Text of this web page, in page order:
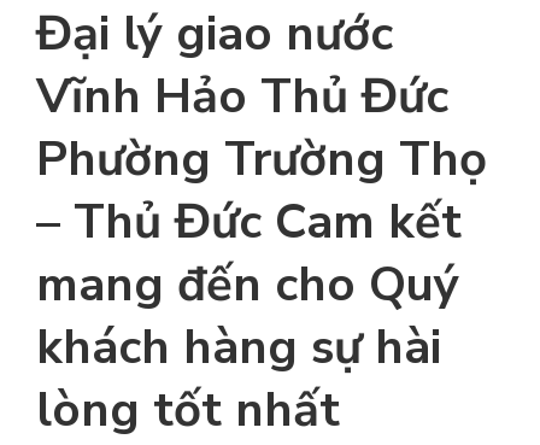
Đại lý giao nước
Vĩnh Hảo Thủ Đức
Phường Trường Thọ
– Thủ Đức Cam kết
mang đến cho Quý
khách hàng sự hài
lòng tốt nhất